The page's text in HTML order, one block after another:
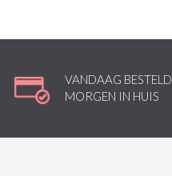
VANDAAG BESTELD
MORGEN IN HUIS